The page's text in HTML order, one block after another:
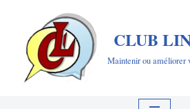
Aller
contenu
CLUB
Maintenir ou améliorer